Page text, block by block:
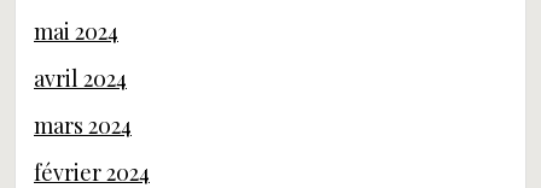
mai 2024
avril 2024
mars 2024
février 2024